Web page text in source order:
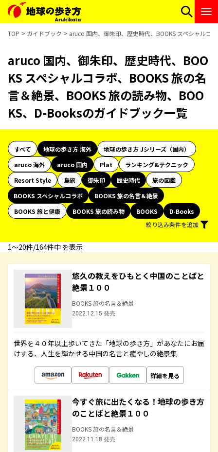
TOP ガイドブック aruco 国内、御朱印、歴史時代、BOOKS スペシャルコ
aruco 国内、御朱印、歴史時代、BOO
KS スペシャルコラボ、BOOKS 旅の名
言＆絶景、BOOKS 旅の読み物、BOO
KS、D-Booksのガイドブック一覧
すべて 地球の歩き方 海外
地球の歩き方 Jシリーズ（国内）
aruco 海外
aruco 国内 Plat
ランキング&テクニック
Resort Style
島旅 御朱印 歴史時代
旅の図鑑
BOOKS スペシャルコラボ
BOOKS 旅の名言＆絶景
BOOKS 旅と健康
BOOKS 旅の読み物 BOOKS
D-Books
絞り込み条件を追加
1〜20件/164件中 を表示
悠久の教えをひもとく中国のことばと
絶景１００
BOOKS 旅の名言＆絶景
2022.12.15 発売
世界を４０年以上歩いてきた「地球の歩き方」があなたにお届
けする、人生を輝かせる中国の名言と癒やしの絶景集
詳細を見る
今すぐ旅に出たくなる！地球の歩き方
のことばと絶景１００
BOOKS 旅の名言＆絶景
2022.11.18 発売